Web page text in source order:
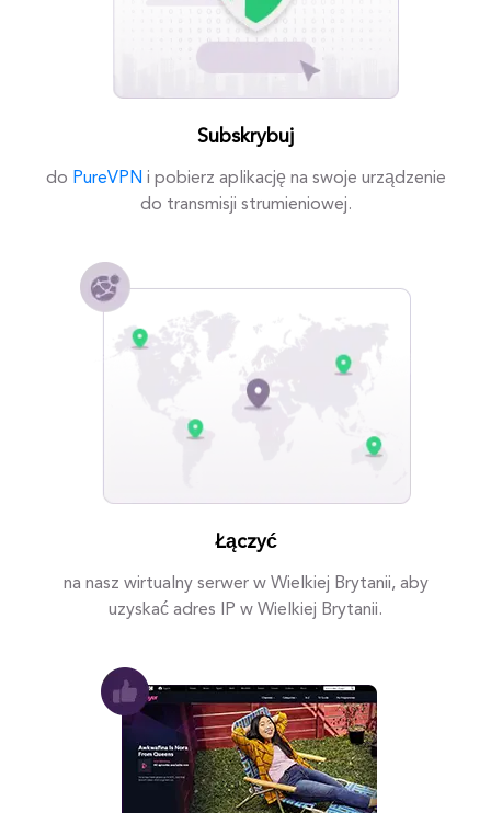
Subskrybuj
do PureVPN i pobierz aplikację na swoje urządzenie
do transmisji strumieniowej.
Łączyć
na nasz wirtualny serwer w Wielkiej Brytanii, aby
uzyskać adres IP w Wielkiej Brytanii.